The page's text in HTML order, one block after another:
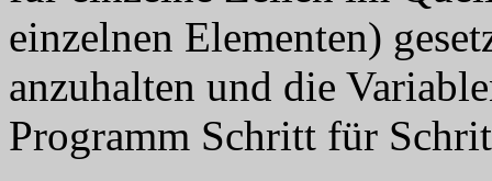
einzelnen Elementen)
anzuhalten und die
Programm Schritt für